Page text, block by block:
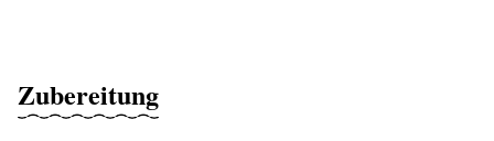
Zubereitung